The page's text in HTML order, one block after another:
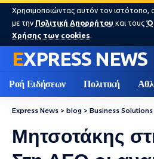
Χρησιμοποιώντας αυτόν τον ιστότοπο,
με την Πολιτική Απορρήτου και τους
Χρήσης των cookies.
EXPRESS NEWS
Ροή Ειδήσεων Πολιτική
Express News > blog > Business Solutions
Μητσοτάκης